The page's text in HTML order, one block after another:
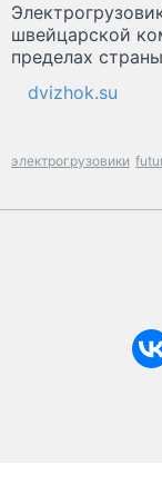
швейцарской
пределах
dvizhok.su
электрогрузовики